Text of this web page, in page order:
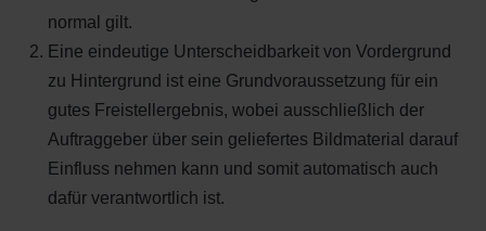
normal gilt.
Eine eindeutige Unterscheidbarkeit von Vordergrund
zu Hintergrund ist eine Grundvoraussetzung für ein
gutes Freistellergebnis, wobei ausschließlich der
Auftraggeber über sein geliefertes Bildmaterial darauf
Einfluss nehmen kann und somit automatisch auch
dafür verantwortlich ist.